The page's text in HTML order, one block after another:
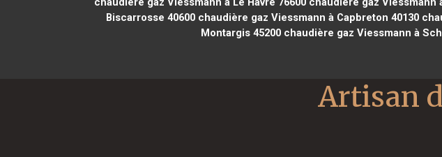
Biscarrosse 40600 chaudière gaz Viessmann à Capbreton 40130
Montargis 45200 chaudière gaz Viessmann à
Artisan